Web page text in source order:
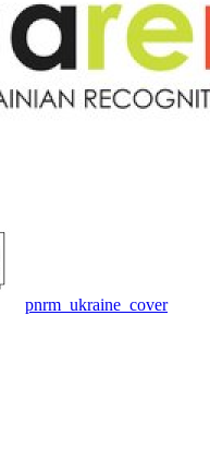
pnrm_ukraine_cover